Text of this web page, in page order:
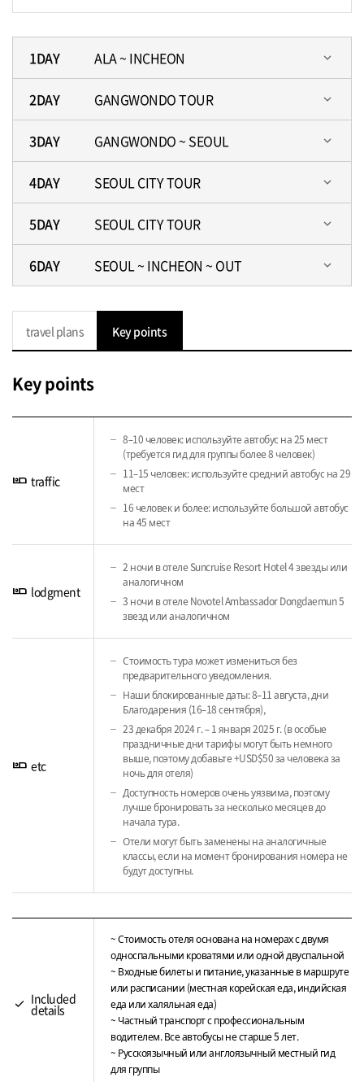
1DAY ALA ~ INCHEON expand_more
2DAY GANGWONDO TOUR expand_more
3DAY GANGWONDO ~ SEOUL expand_more
4DAY SEOUL CITY TOUR expand_more
5DAY SEOUL CITY TOUR expand_more
6DAY SEOUL ~ INCHEON ~ OUT expand_more
travel plans Key points
Key points
airline_seat_individual_suite traffic
8–10 человек: используйте автобус на 25 мест
(требуется гид для группы более 8 человек)
11–15 человек: используйте средний автобус на 29
мест
16 человек и более: используйте большой автобус
на 45 мест
airline_seat_individual_suite lodgment
2 ночи в отеле Suncruise Resort Hotel 4 звезды или
аналогичном
3 ночи в отеле Novotel Ambassador Dongdaemun 5
звезд или аналогичном
airline_seat_individual_suite etc
Стоимость тура может измениться без
предварительного уведомления.
Наши блокированные даты: 8–11 августа, дни
Благодарения (16–18 сентября),
23 декабря 2024 г. – 1 января 2025 г. (в особые
праздничные дни тарифы могут быть немного
выше, поэтому добавьте +USD$50 за человека за
ночь для отеля)
Доступность номеров очень уязвима, поэтому
лучше бронировать за несколько месяцев до
начала тура.
Отели могут быть заменены на аналогичные
классы, если на момент бронирования номера не
будут доступны.
check Included
details
~ Стоимость отеля основана на номерах с двумя
односпальными кроватями или одной двуспальной
~ Входные билеты и питание, указанные в маршруте
или расписании (местная корейская еда, индийская
еда или халяльная еда)
~ Частный транспорт с профессиональным
водителем. Все автобусы не старше 5 лет.
~ Русскоязычный или англоязычный местный гид
для группы